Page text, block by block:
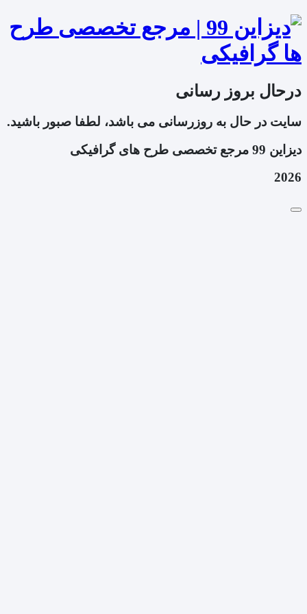
درحال بروز رسانی
سایت در حال به روزرسانی می باشد، لطفا صبور باشید.
دیزاین 99 مرجع تخصصی طرح های گرافیکی
2026